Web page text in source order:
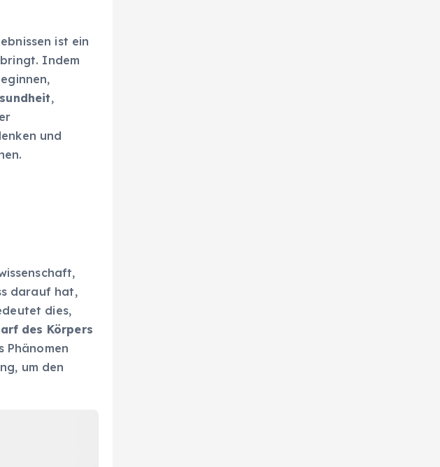
ist ein
bringt. Indem
,
und
darauf hat,
dies,
des Körpers
Phänomen
um den